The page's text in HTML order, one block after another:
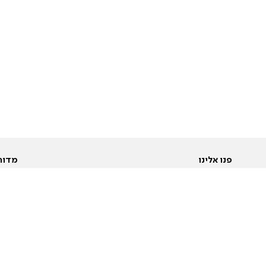
פנו אלינו